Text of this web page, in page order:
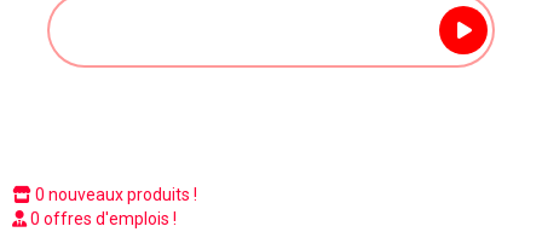
0 nouveaux produits !
0 offres d'emplois !